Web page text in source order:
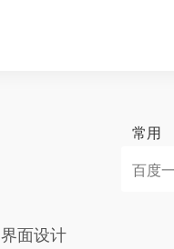
常用
界面设计